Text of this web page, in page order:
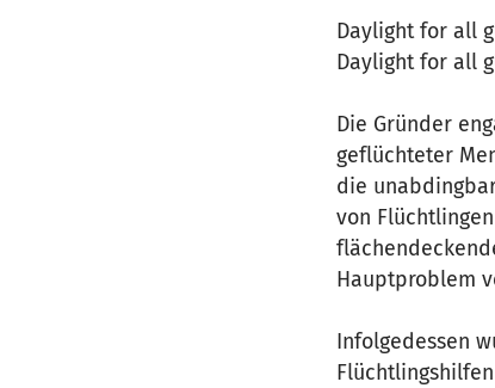
Daylight for all
Daylight for all
Die Gründer
geflüchteter
die
von
Hauptproblem
Infolgedessen